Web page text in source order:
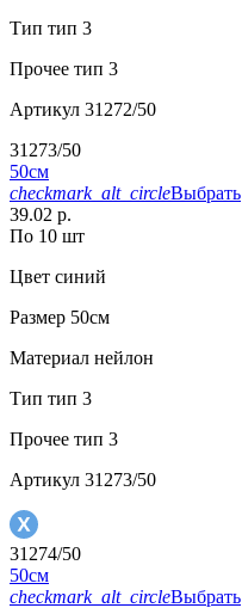
Тип тип 3
Прочее тип 3
Артикул 31272/50
31273/50
50см
checkmark_alt_circleВыбрать
39.02 р.
По 10 шт
Цвет синий
Размер 50см
Материал нейлон
Тип тип 3
Прочее тип 3
Артикул 31273/50
31274/50
50см
checkmark_alt_circleВыбрать